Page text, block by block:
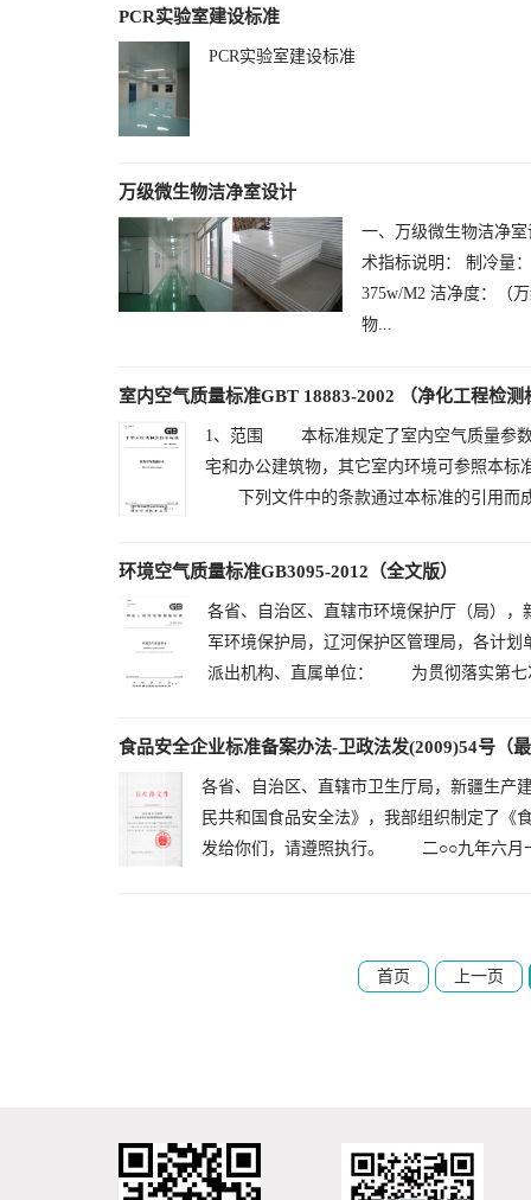
PCR实验室建设标准
PCR实验室建设标准
万级微生物洁净室设计
一、万级微生物洁净
术指标说明： 制冷量
375w/M2 洁净度：（
物...
室内空气质量标准GBT 18883-2002 （净化工程检测
1、范围 本标准规定了室内空气质量参
宅和办公建筑物，其它室内环境可参照
下列文件中的条款通过本标准的引用而
环境空气质量标准GB3095-2012（全文版）
各省、自治区、直辖市环境保护厅（局）
军环境保护局，辽河保护区管理局，各计
派出机构、直属单位： 为贯彻落实第七
食品安全企业标准备案办法-卫政法发(2009)54号（
各省、自治区、直辖市卫生厅局，新疆生
民共和国食品安全法》，我部组织制定了《
发给你们，请遵照执行。 二○○九年六月
首页 上一页